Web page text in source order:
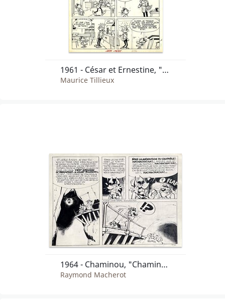
1961 - César et Ernestine, "Le fond du tonneau"
Maurice Tillieux
1964 - Chaminou, "Chaminou et le Khrompire"
Raymond Macherot